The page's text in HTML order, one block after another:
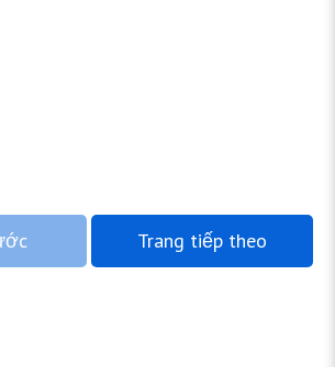
Trang tiếp theo